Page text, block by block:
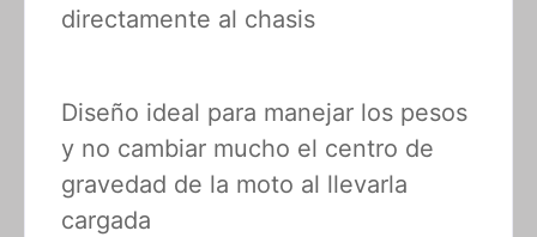
directamente al chasis
Diseño ideal para manejar los pesos
y no cambiar mucho el centro de
gravedad de la moto al llevarla
cargada